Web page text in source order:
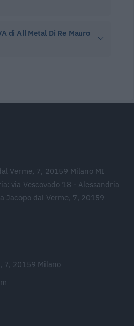
di All Metal Di Re Mauro
Verme, 7, 20159 Milano MI
via Vescovado 18 - Alessandria
Jacopo dal Verme, 7, 20159
7, 20159 Milano